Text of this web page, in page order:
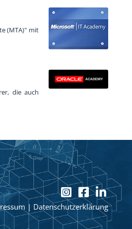
(MTA)" mit
die auch
| Datenschutzerklärung